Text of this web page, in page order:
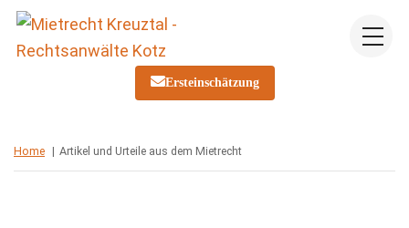
Skip
Ersteinschätzung
Home Artikel und Urteile aus dem Mietrecht